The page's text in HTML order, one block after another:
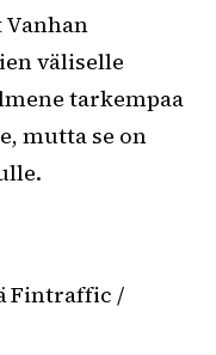
väliselle
tarkempaa
mutta se on
Fintraffic /